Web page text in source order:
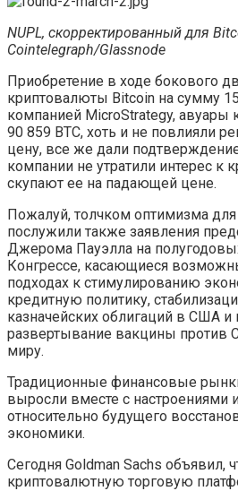
NUPL, скорректированный для
Cointelegraph/Glassnode
Приобретение в ходе бокового
криптовалюты Bitcoin на сумму
компанией MicroStrategy, авуары
90 859 BTC, хоть и не повлияли
цену, все же дали
компании не утратили интерес к
скупают ее на падающей цене.
Пожалуй, толчком оптимизма
послужили также заявления
Джерома Пауэлла на
Конгрессе, касающиеся
подходах к стимулированию
кредитную политику,
казначейских облигаций в США и
развертывание вакцины против
миру.
Традиционные финансовые
выросли вместе с настроениями
относительно будущего
экономики.
Сегодня Goldman Sachs объявил,
криптовалютную торговую